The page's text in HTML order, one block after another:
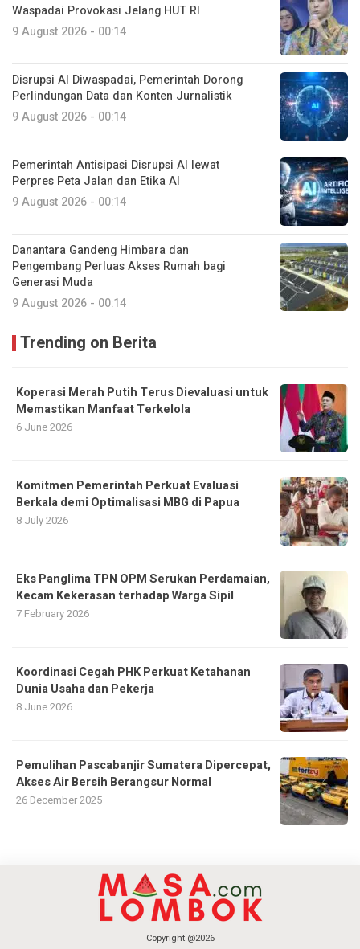
Waspadai Provokasi Jelang HUT RI
9 August 2026 - 00:14
Disrupsi AI Diwaspadai, Pemerintah Dorong
Perlindungan Data dan Konten Jurnalistik
9 August 2026 - 00:14
Pemerintah Antisipasi Disrupsi AI lewat
Perpres Peta Jalan dan Etika AI
9 August 2026 - 00:14
Danantara Gandeng Himbara dan
Pengembang Perluas Akses Rumah bagi
Generasi Muda
9 August 2026 - 00:14
Trending on Berita
Koperasi Merah Putih Terus Dievaluasi untuk
Memastikan Manfaat Terkelola
6 June 2026
Komitmen Pemerintah Perkuat Evaluasi
Berkala demi Optimalisasi MBG di Papua
8 July 2026
Eks Panglima TPN OPM Serukan Perdamaian,
Kecam Kekerasan terhadap Warga Sipil
7 February 2026
Koordinasi Cegah PHK Perkuat Ketahanan
Dunia Usaha dan Pekerja
8 June 2026
Pemulihan Pascabanjir Sumatera Dipercepat,
Akses Air Bersih Berangsur Normal
26 December 2025
Copyright @2026